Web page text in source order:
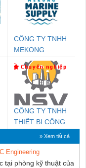
CÔNG TY TNHH
MEKONG
MARINE
SUPPLY
CÔNG TY TNHH
THIẾT BỊ CÔNG
NGHIỆP NIHON
SETSUBI VIỆT
NAM
» Xem tất cả
Engineering
tại phòng kỹ thuật của